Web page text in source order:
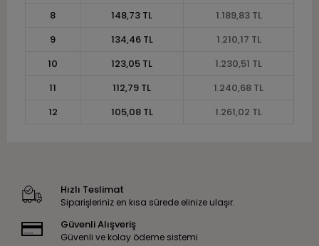
8
148,73 TL
1.189,83 TL
9
134,46 TL
1.210,17 TL
10
123,05 TL
1.230,51 TL
11
112,79 TL
1.240,68 TL
12
105,08 TL 1.261,02 TL
Hızlı Teslimat
Siparişleriniz en kısa sürede elinize ulaşır.
Güvenli Alışveriş
Güvenli ve kolay ödeme sistemi